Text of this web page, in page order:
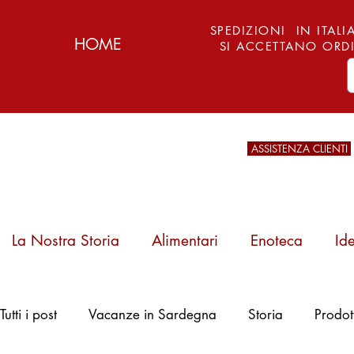
HOME
SPEDIZIONI IN
SI ACCETTANO
ASSISTENZA CLIENTI
La Nostra Storia Alimentari Enoteca
Pattada, Arburesa
e l'Arte del Ferro:
Tutti i post Vacanze in Sardegna Storia